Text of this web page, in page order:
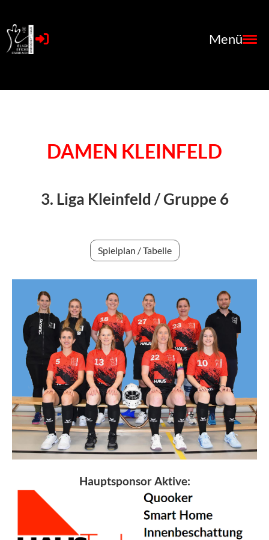
Menü
DAMEN KLEINFELD
3. Liga Kleinfeld /Gruppe 6
Spielplan / Tabelle
Hauptsponsor Aktive: